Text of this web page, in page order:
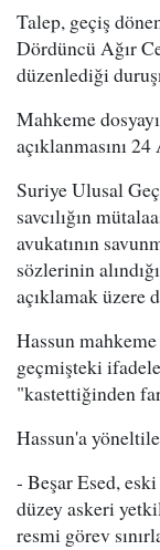
Talep, geçiş
Dördüncü Ağır
düzenlediği
Mahkeme
açıklanmasını
Suriye Ulusal
savcılığın
avukatının
sözlerinin
açıklamak üzere
Hassun
geçmişteki
"kastettiğinden
Hassun'a
- Beşar Esed,
düzey askeri
resmi görev